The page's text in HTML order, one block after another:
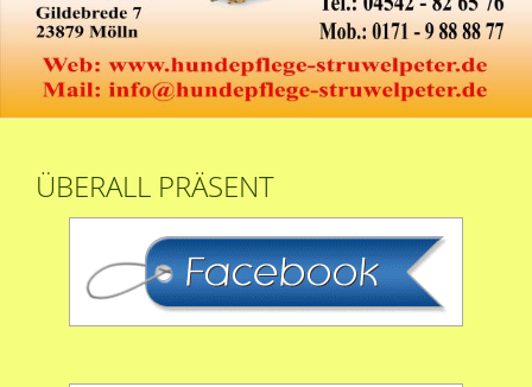
ÜBERALL PRÄSENT